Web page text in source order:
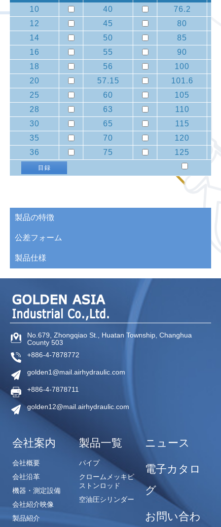
10 40
76.2
12
45
80
14
50
85
16
55
90
18
56
100
20
57.15
101.6
25
60
105
28
63
110
30
65
115
35
70
120
36
75 125
目録
製品の特徴
公差フォーム
製品仕様
No.679, Zhongqiao St., Huatan Township, Changhua
County 503
+886-4-7878772
golden1@mail.airhydraulic.com
+886-4-7878711
golden12@mail.airhydraulic.com
会社案内
会社概要
会社沿革
機器・測定設備
会社紹介映像
製品紹介
製品一覧
パイプ
クロームメッキピ
ストンロッド
空油圧シリンダー
ニュース
電子カタロ
グ
お問い合わ